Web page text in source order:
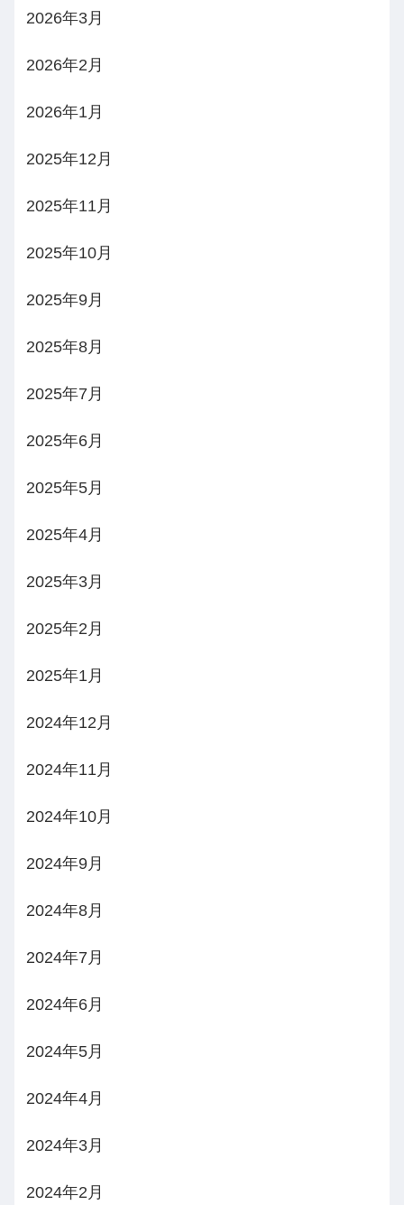
2026年3月
2026年2月
2026年1月
2025年12月
2025年11月
2025年10月
2025年9月
2025年8月
2025年7月
2025年6月
2025年5月
2025年4月
2025年3月
2025年2月
2025年1月
2024年12月
2024年11月
2024年10月
2024年9月
2024年8月
2024年7月
2024年6月
2024年5月
2024年4月
2024年3月
2024年2月